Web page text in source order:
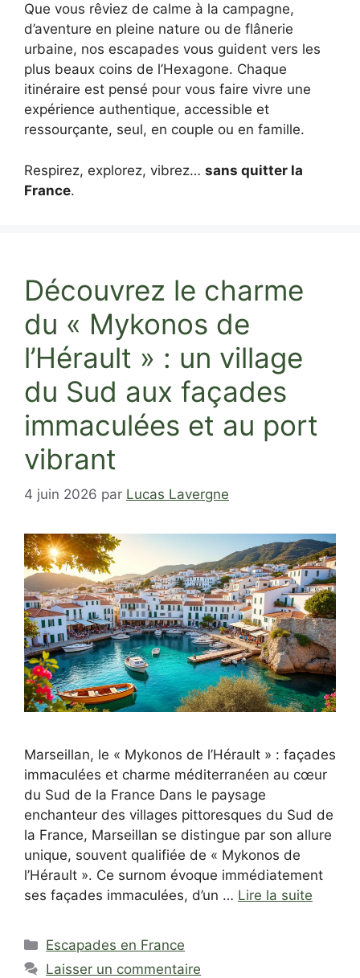
Que vous rêviez de calme à la campagne,
d’aventure en pleine nature ou de flânerie
urbaine, nos escapades vous guident vers les
plus beaux coins de l’Hexagone. Chaque
itinéraire est pensé pour vous faire vivre une
expérience authentique, accessible et
ressourçante, seul, en couple ou en famille.
Respirez, explorez, vibrez… sans quitter la
France.
Découvrez le charme
du « Mykonos de
l’Hérault » : un village
du Sud aux façades
immaculées et au port
vibrant
4 juin 2026 par Lucas Lavergne
Marseillan, le « Mykonos de l’Hérault » : façades
immaculées et charme méditerranéen au cœur
du Sud de la France Dans le paysage
enchanteur des villages pittoresques du Sud de
la France, Marseillan se distingue par son allure
unique, souvent qualifiée de « Mykonos de
l’Hérault ». Ce surnom évoque immédiatement
ses façades immaculées, d’un … Lire la suite
Catégories
Escapades en France
Laisser un commentaire